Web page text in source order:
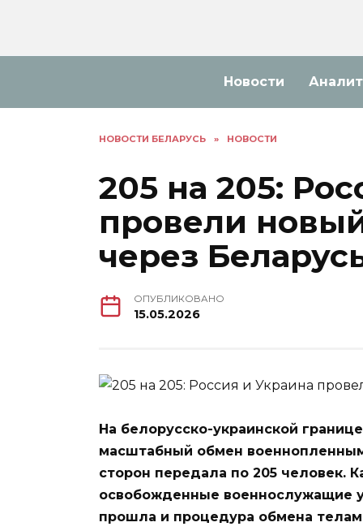
Новости
НОВОСТИ БЕЛАРУСЬ » НОВОСТИ
205 на 205:
провели
через
ОПУБЛИКОВАНО
15.05.2026
На белорусско-украинской
масштабный обмен
сторон передала по 205 человек.
освобожденные военнослужащие
прошла и процедура обмена